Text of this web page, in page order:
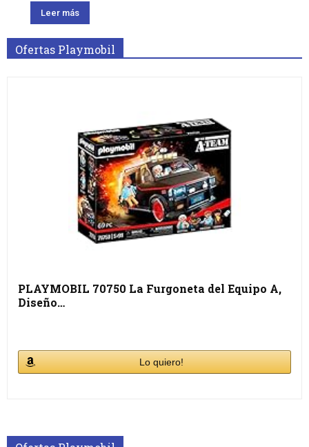
Leer más
Ofertas Playmobil
PLAYMOBIL 70750 La Furgoneta del Equipo A,
Diseño…
Lo quiero!